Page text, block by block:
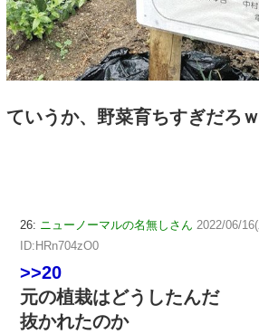
ていうか、野菜育ちすぎだろｗ
26: ニューノーマルの名無しさん 2022/06/
ID:HRn704zO0
>>20
元の植栽はどうしたんだ
抜かれたのか